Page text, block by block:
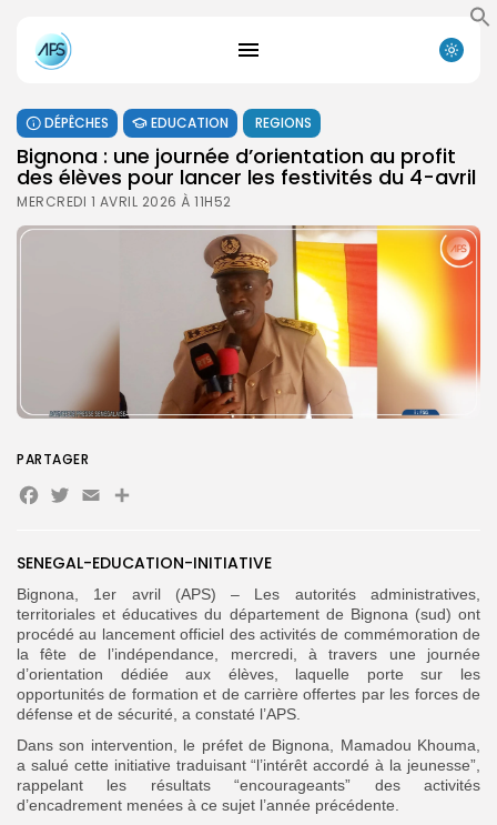
for:
Search
Button
FR
DÉPÊCHES EDUCATION REGIONS
Bignona : une journée d’orientation au profit
des élèves pour lancer les festivités du 4-avril
MERCREDI 1 AVRIL 2026 À 11H52
SENEGAL-EDUCATION-INITIATIVE
Bignona, 1er avril (APS) – Les autorités administratives,
territoriales et éducatives du département de Bignona (sud) ont
procédé au lancement officiel des activités de commémoration de
la fête de l’indépendance, mercredi, à travers une journée
d’orientation dédiée aux élèves, laquelle porte sur les
opportunités de formation et de carrière offertes par les forces de
défense et de sécurité, a constaté l’APS.
Dans son intervention, le préfet de Bignona, Mamadou Khouma,
a salué cette initiative traduisant “l’intérêt accordé à la jeunesse”,
rappelant les résultats “encourageants” des activités
d’encadrement menées à ce sujet l’année précédente.
PARTAGER
Facebook
Twitter
EmailPartager